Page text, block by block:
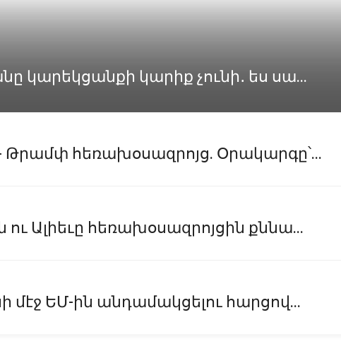
կարեկցանքի կարիք չունի․ ես սա...
հեռախօսազրոյց. Օրակարգը՝...
Ալիեւը հեռախօսազրոյցին քննա...
ԵՄ-ին անդամակցելու հարցով...